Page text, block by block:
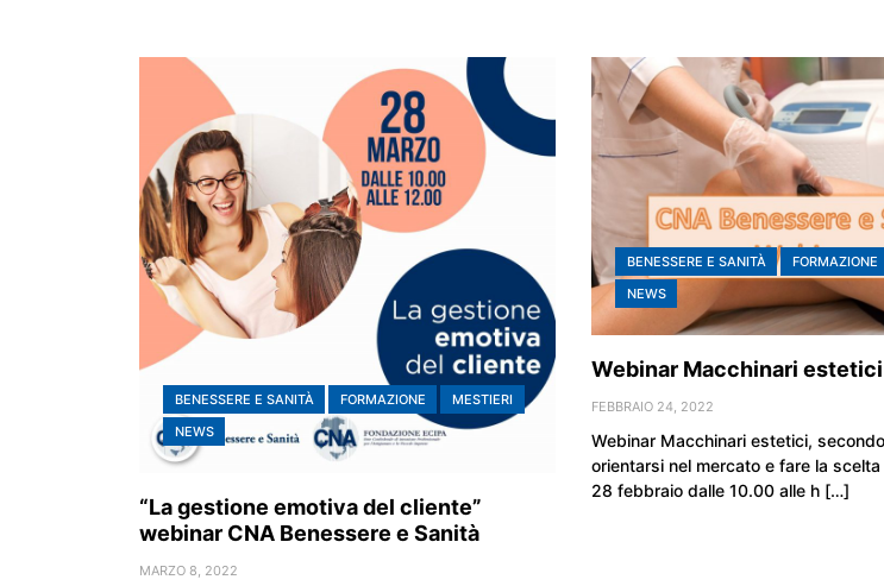
BENESSERE E SANITÀ FORMAZIONE
MESTIERI
NEWS
“La gestione emotiva del cliente”
webinar CNA Benessere e Sanità
MARZO 8, 2022
BENESSERE E SANITÀ FORMAZIONE
NEWS
Webinar Macchinari estetici
FEBBRAIO 24, 2022
Webinar Macchinari estetici,
orientarsi nel mercato e fare la
28 febbraio dalle 10.00 alle h […]